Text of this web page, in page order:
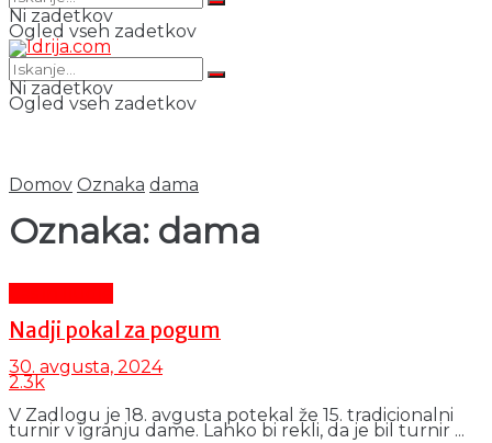
Ni zadetkov
Ogled vseh zadetkov
Ni zadetkov
Ogled vseh zadetkov
Domov Oznaka dama
Oznaka: dama
Nadji pokal za pogum
30. avgusta, 2024
2.3k
V Zadlogu je 18. avgusta potekal že 15. tradicionalni
turnir v igranju dame. Lahko bi rekli, da je bil turnir ...